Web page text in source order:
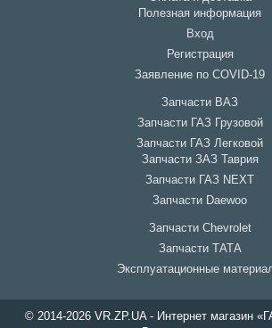
Полезная информация
Вход
Регистрация
Заявление по COVID-19
Запчасти ВАЗ
Запчасти ГАЗ Грузовой
Запчасти ГАЗ Легковой
Запчасти ЗАЗ Таврия
Запчасти ГАЗ NEXT
Запчасти Daewoo
Запчасти Chevrolet
Запчасти ТАТА
Эксплуатационные
© 2014-2026 VR.ZP.UA - Интернет магазин